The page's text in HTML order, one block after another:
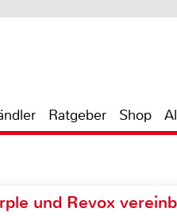
Ratgeber Shop
und Revox